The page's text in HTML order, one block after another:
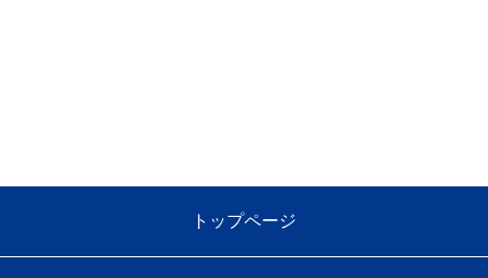
トップページ